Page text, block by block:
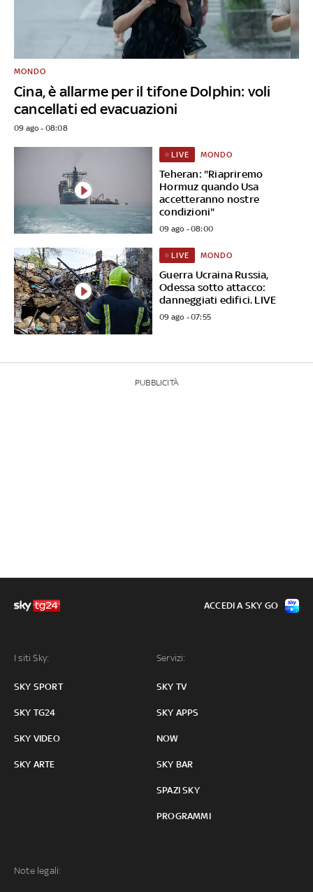
Cina, è allarme per il tifone Dolphin: voli
cancellati ed evacuazioni
MONDO
09 ago - 08:08
Teheran: "Riapriremo
Hormuz quando Usa
accetteranno nostre
condizioni"
LIVE MONDO
09 ago - 08:00
Guerra Ucraina Russia,
Odessa sotto attacco:
danneggiati edifici. LIVE
LIVE MONDO
09 ago - 07:55
PUBBLICITÀ
I siti Sky:
SKY SPORT
SKY TG24
SKY VIDEO
SKY ARTE
Servizi:
SKY TV
SKY APPS
NOW
SKY BAR
SPAZI SKY
PROGRAMMI
Note legali:
ACCEDI A SKY GO